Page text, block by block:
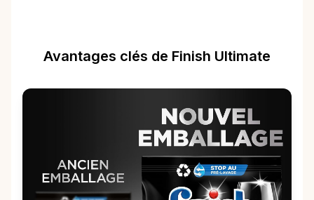
Avantages clés de Finish Ultimate